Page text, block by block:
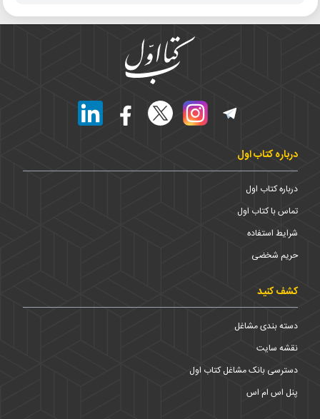
درباره کتاب اول
درباره کتاب اول
تماس با کتاب اول
شرایط استفاده
حریم شخضی
کشف کنید
دسته بندی مشاغل
نقشه سایت
دسترسی بانک مشاغل کتاب اول
پنل اس ام اس